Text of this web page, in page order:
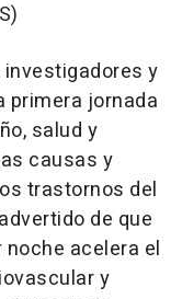
y
primera jornada
salud y
causas y
trastornos del
de que
acelera el
y